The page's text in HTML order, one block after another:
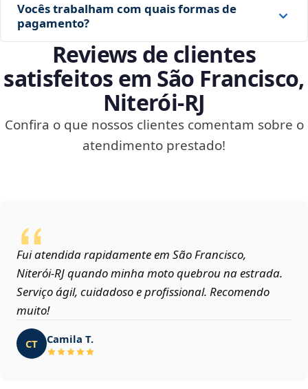
Vocês trabalham com quais formas de
pagamento?
Reviews de clientes
satisfeitos em São Francisco,
Niterói‑RJ
Confira o que nossos clientes comentam sobre o
atendimento prestado!
Fui atendida rapidamente em São Francisco,
Niterói‑RJ quando minha moto quebrou na estrada.
Serviço ágil, cuidadoso e profissional. Recomendo
muito!
CT Camila T.